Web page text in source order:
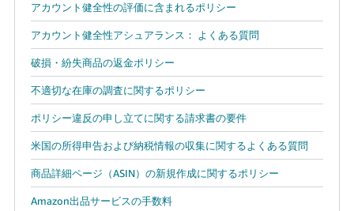
アカウント健全性の評価に含まれるポリシー
アカウント健全性アシュアランス： よくある質問
破損・紛失商品の返金ポリシー
不適切な在庫の調査に関するポリシー
ポリシー違反の申し立てに関する請求書の要件
米国の所得申告および納税情報の収集に関するよくある質問
商品詳細ページ（ASIN）の新規作成に関するポリシー
Amazon出品サービスの手数料